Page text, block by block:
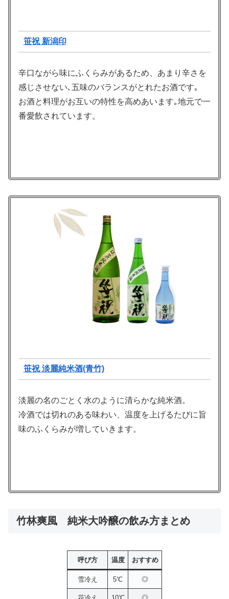
笹祝 新潟印
辛口ながら味にふくらみがあるため、あまり辛さを
感じさせない､五味のバランスがとれたお酒です｡
お酒と料理がお互いの特性を高めあいます｡地元で一
番愛飲されています。
笹祝 淡麗純米酒(青竹)
淡麗の名のごとく水のように清らかな純米酒。
冷酒では切れのある味わい、温度を上げるたびに旨
味のふくらみが増していきます。
竹林爽風 純米大吟醸の飲み方まとめ
呼び方 温度 おすすめ
雪冷え 5℃ ◎